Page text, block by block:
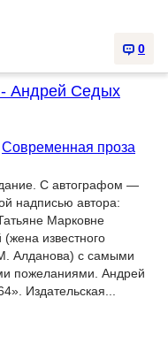
0
- Андрей Седых
Современная проза
С автографом —
надписью автора:
Марковне
известного
Алданова) с самыми
пожеланиями. Андрей
Издательская...